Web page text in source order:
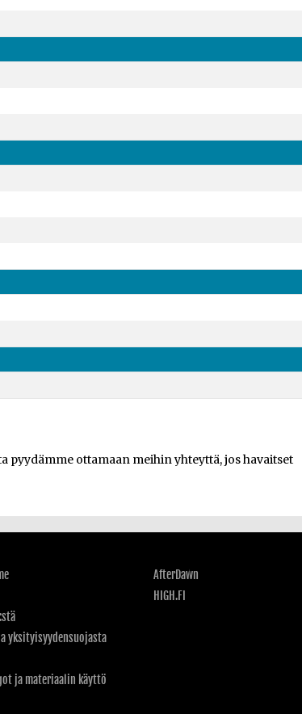
pyydämme ottamaan meihin yhteyttä, jos havaitset
yksityisyydensuojasta
ja materiaalin käyttö
AfterDawn
HIGH.FI